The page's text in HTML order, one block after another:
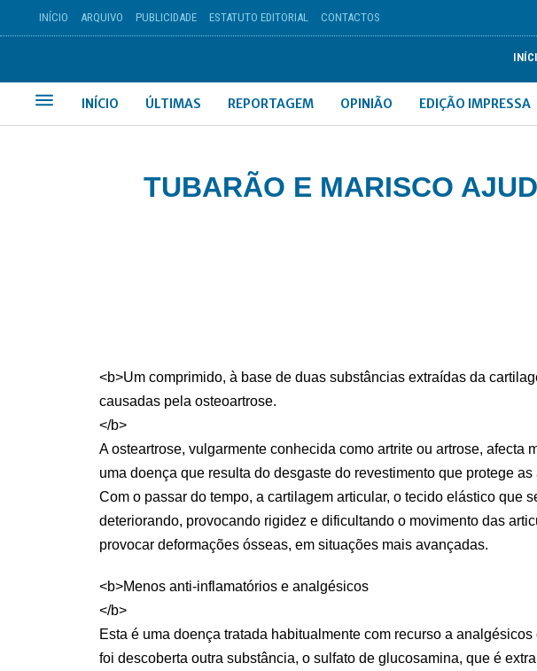
INÍCIO ARQUIVO PUBLICIDADE ESTATUTO EDITORIAL CONTACTOS
INÍCIO ÚLTIMAS REPORTAGEM OPINIÃO EDIÇÃO IMPRESSA
TUBARÃO E MARISCO
<b>Um comprimido, à base de duas substâncias extraídas da
causadas pela osteoartrose.
</b>
A osteartrose, vulgarmente conhecida como artrite ou artrose,
uma doença que resulta do desgaste do revestimento que protege
Com o passar do tempo, a cartilagem articular, o tecido elástico que
deteriorando, provocando rigidez e dificultando o movimento das
provocar deformações ósseas, em situações mais avançadas.
<b>Menos anti-inflamatórios e analgésicos
</b>
Esta é uma doença tratada habitualmente com recurso a
foi descoberta outra substância, o sulfato de glucosamina, que é